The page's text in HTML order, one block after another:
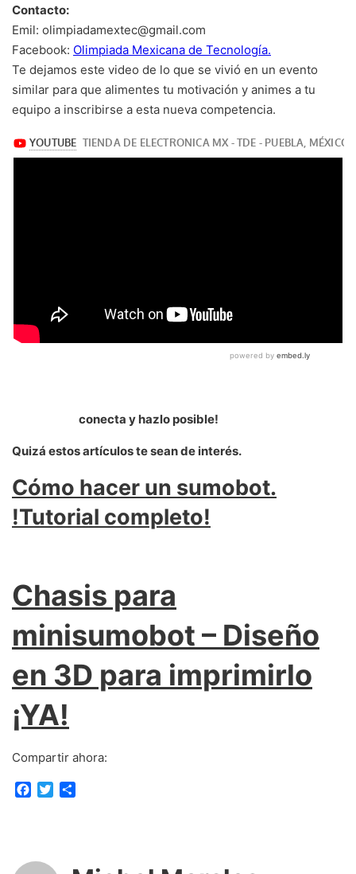
Contacto:
Emil: olimpiadamextec@gmail.com
Facebook: Olimpiada Mexicana de Tecnología.
Te dejamos este video de lo que se vivió en un evento
similar para que alimentes tu motivación y animes a tu
equipo a inscribirse a esta nueva competencia.
conecta y hazlo posible!
Quizá estos artículos te sean de interés.
Cómo hacer un sumobot.
!Tutorial completo!
Chasis para
minisumobot – Diseño
en 3D para imprimirlo
¡YA!
Compartir ahora:
e
r